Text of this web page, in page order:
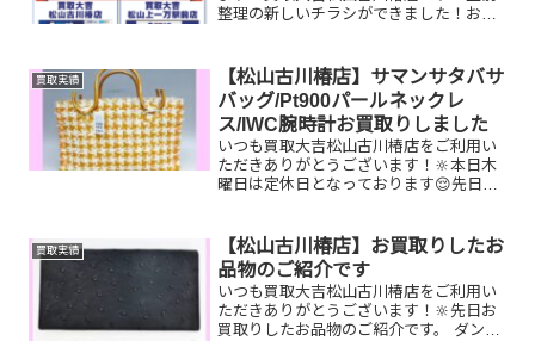
整理の新しいチラシができました！お気
買取実績
【松山古川椿店】サマンサタバサ
バッグ/Pt900パールネックレ
ス/IWC腕時計お買取りしました
いつも買取大吉松山古川椿店をご利用い
ただきありがとうございます！🔆本日木
曜日は定休日となっております😌先日お
クレス/IWC腕時計お家で眠っているお品
物はございま...
買取実績
【松山古川椿店】お買取りしたお
品物のご紹介です
いつも買取大吉松山古川椿店をご利用い
ただきありがとうございます！🔆先日お
買取りしたお品物のご紹介です。 ダンヒ